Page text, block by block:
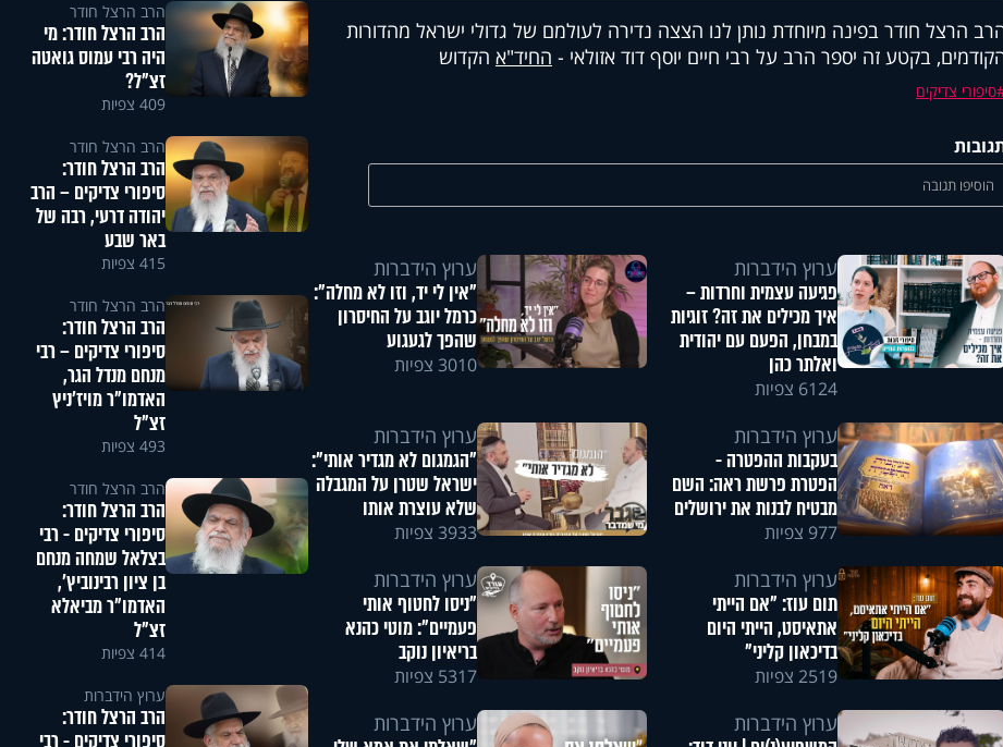
הרצל חודר בפינה מיוחדת נותן לנו הצצה נדירה לעולמם של גדולי ישראל מהדורות
בקטע זה יספר הרב על רבי חיים יוסף דוד אזולאי - החיד"א הקדוש
סיפורי צדיקים
הוסיפו תגובה
ערוץ הידברות
פגיעה עצמית וחרדות –
איך מכילים את זה? זוגיות
במבחן, הפעם עם יהודית
ואלתר כהן
6124 צפיות
ערוץ הידברות
"אין לי יד, וזו לא מחלה":
כרמל יוגב על החיסרון
שהפך לגעגוע
3010 צפיות
ערוץ הידברות
בעקבות ההפטרה -
הפטרת פרשת ראה: השם
מבטיח לבנות את ירושלים
977 צפיות
ערוץ הידברות
"הגמגום לא מגדיר אותי":
ישראל שטרן על המגבלה
שלא עוצרת אותו
3933 צפיות
ערוץ הידברות
תום עוז: "אם הייתי
אתאיסט, הייתי היום
בדיכאון קליני"
2519 צפיות
ערוץ הידברות
"ניסו לחטוף אותי
פעמיים": מוטי כהנא
בריאיון נוקב
5317 צפיות
ערוץ הידברות ערוץ הידברות
הרב הרצל חודר
הרב הרצל חודר: מי
היה רבי עמוס גואטה
זצ"ל?
409 צפיות
הרב הרצל חודר
הרב הרצל חודר:
סיפורי צדיקים – הרב
יהודה דרעי, רבה של
באר שבע
415 צפיות
הרב הרצל חודר
הרב הרצל חודר:
סיפורי צדיקים – רבי
מנחם מנדל הגר,
האדמו"ר מויז'ניץ
זצ"ל
493 צפיות
הרב הרצל חודר
הרב הרצל חודר:
סיפורי צדיקים - רבי
בצלאל שמחה מנחם
בן ציון רבינוביץ',
האדמו"ר מביאלא
זצ"ל
414 צפיות
ערוץ הידברות
הרב הרצל חודר: